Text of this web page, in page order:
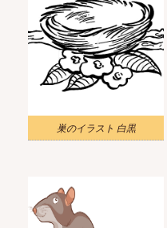
巣のイラスト 白黒